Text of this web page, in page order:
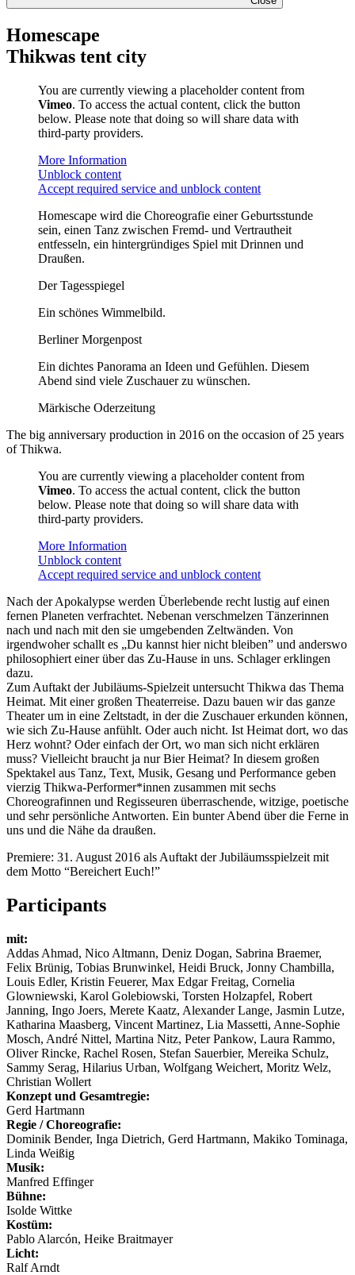
Homescape
Thikwas tent city
You are currently viewing a placeholder content from
Vimeo. To access the actual content, click the button
below. Please note that doing so will share data with
third-party providers.
More Information
Unblock content
Accept required service and unblock content
Homescape wird die Choreografie einer Geburtsstunde
sein, einen Tanz zwischen Fremd- und Vertrautheit
entfesseln, ein hintergründiges Spiel mit Drinnen und
Draußen.
Der Tagesspiegel
Ein schönes Wimmelbild.
Berliner Morgenpost
Ein dichtes Panorama an Ideen und Gefühlen. Diesem
Abend sind viele Zuschauer zu wünschen.
Märkische Oderzeitung
The big anniversary production in 2016 on the occasion of 25 years
of Thikwa.
You are currently viewing a placeholder content from
Vimeo. To access the actual content, click the button
below. Please note that doing so will share data with
third-party providers.
More Information
Unblock content
Accept required service and unblock content
Nach der Apokalypse werden Überlebende recht lustig auf einen
fernen Planeten verfrachtet. Nebenan verschmelzen Tänzerinnen
nach und nach mit den sie umgebenden Zeltwänden. Von
irgendwoher schallt es „Du kannst hier nicht bleiben” und anderswo
philosophiert einer über das Zu-Hause in uns. Schlager erklingen
dazu.
Zum Auftakt der Jubiläums-Spielzeit untersucht Thikwa das Thema
Heimat. Mit einer großen Theaterreise. Dazu bauen wir das ganze
Theater um in eine Zeltstadt, in der die Zuschauer erkunden können,
wie sich Zu-Hause anfühlt. Oder auch nicht. Ist Heimat dort, wo das
Herz wohnt? Oder einfach der Ort, wo man sich nicht erklären
muss? Vielleicht braucht ja nur Bier Heimat? In diesem großen
Spektakel aus Tanz, Text, Musik, Gesang und Performance geben
vierzig Thikwa-Performer*innen zusammen mit sechs
Choreografinnen und Regisseuren überraschende, witzige, poetische
und sehr persönliche Antworten. Ein bunter Abend über die Ferne in
uns und die Nähe da draußen.
Premiere: 31. August 2016 als Auftakt der Jubiläumsspielzeit mit
dem Motto “Bereichert Euch!”
Participants
mit:
Addas Ahmad, Nico Altmann, Deniz Dogan, Sabrina Braemer,
Felix Brünig, Tobias Brunwinkel, Heidi Bruck, Jonny Chambilla,
Louis Edler, Kristin Feuerer, Max Edgar Freitag, Cornelia
Glowniewski, Karol Golebiowski, Torsten Holzapfel, Robert
Janning, Ingo Joers, Merete Kaatz, Alexander Lange, Jasmin Lutze,
Katharina Maasberg, Vincent Martinez, Lia Massetti, Anne-Sophie
Mosch, André Nittel, Martina Nitz, Peter Pankow, Laura Rammo,
Oliver Rincke, Rachel Rosen, Stefan Sauerbier, Mereika Schulz,
Sammy Serag, Hilarius Urban, Wolfgang Weichert, Moritz Welz,
Christian Wollert
Konzept und Gesamtregie:
Gerd Hartmann
Regie / Choreografie:
Dominik Bender, Inga Dietrich, Gerd Hartmann, Makiko Tominaga,
Linda Weißig
Musik:
Manfred Effinger
Bühne:
Isolde Wittke
Kostüm:
Pablo Alarcón, Heike Braitmayer
Licht:
Ralf Arndt